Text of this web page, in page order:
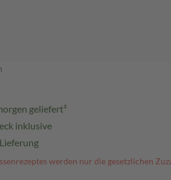
geliefert³
inklusive
werden nur die gesetzlichen